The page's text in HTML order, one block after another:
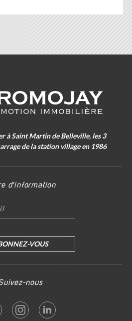
à Saint Martin de Belleville, les 3
de la station village en 1986
d'information
VOUS
nous